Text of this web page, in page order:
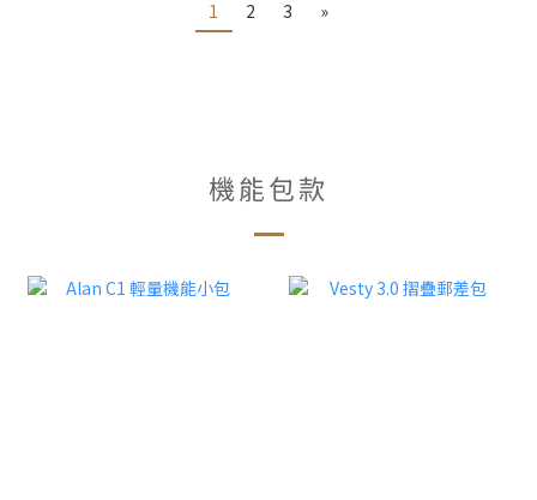
1 2 3 »
機能包款